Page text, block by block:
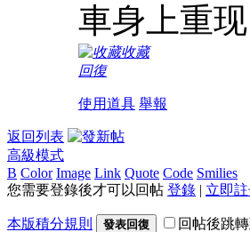
車身上重
收藏
回復
使用道具 舉報
返回列表
高級模式
B Color Image Link Quote Code Smilies
您需要登錄後才可以回帖 登錄 | 立即
本版積分規則 發表回復 回帖後跳